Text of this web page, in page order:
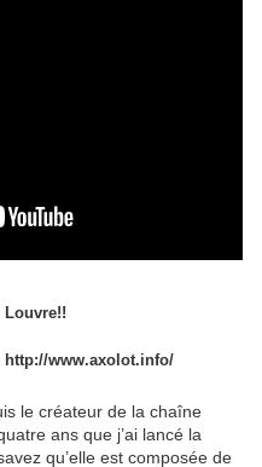
Louvre!!
www.axolot.info/
le créateur de la chaîne
ans que j’ai lancé la
qu’elle est composée de